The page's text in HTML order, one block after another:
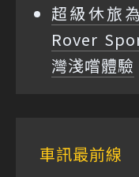
超級休旅
Rover
灣淺嚐體驗
車訊最前線